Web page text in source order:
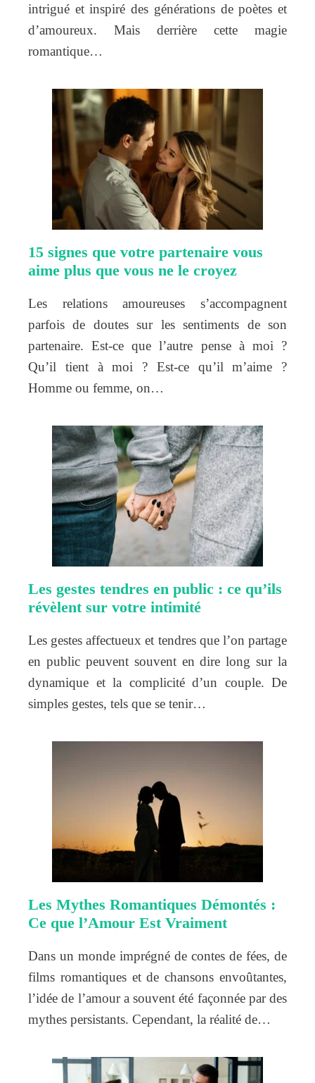
intrigué et inspiré des générations de poètes et
d’amoureux. Mais derrière cette magie
romantique…
15 signes que votre partenaire vous
aime plus que vous ne le croyez
Les relations amoureuses s’accompagnent
parfois de doutes sur les sentiments de son
partenaire. Est-ce que l’autre pense à moi ?
Qu’il tient à moi ? Est-ce qu’il m’aime ?
Homme ou femme, on…
Les gestes tendres en public : ce qu’ils
révèlent sur votre intimité
Les gestes affectueux et tendres que l’on partage
en public peuvent souvent en dire long sur la
dynamique et la complicité d’un couple. De
simples gestes, tels que se tenir…
Les Mythes Romantiques Démontés :
Ce que l’Amour Est Vraiment
Dans un monde imprégné de contes de fées, de
films romantiques et de chansons envoûtantes,
l’idée de l’amour a souvent été façonnée par des
mythes persistants. Cependant, la réalité de…